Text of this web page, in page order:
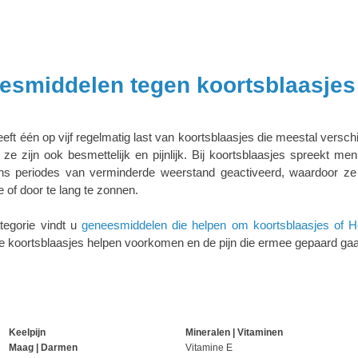
tegen koortsblaasjes
één op vijf regelmatig last van koortsblaasjes die meestal
ze zijn ook besmettelijk en pijnlijk. Bij koortsblaasjes spreekt
periodes van verminderde weerstand geactiveerd, waardoor
of door te lang te zonnen.
vindt u geneesmiddelen die helpen om koortsblaasjes of
koortsblaasjes helpen voorkomen en de pijn die ermee gepaard
Keelpijn
Maag | Darmen
Mineralen | Vitaminen
Vitamine E